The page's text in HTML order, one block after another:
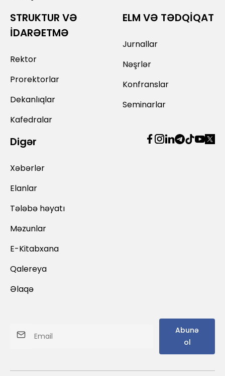
STRUKTUR VƏ
İDARƏETMƏ
Rektor
Prorektorlar
Dekanlıqlar
Kafedralar
ELM VƏ TƏDQİQAT
Jurnallar
Nəşrlər
Konfranslar
Seminarlar
Digər
Xəbərlər
Elanlar
Tələbə həyatı
Məzunlar
E-Kitabxana
Qalereya
Əlaqə
Abunə
ol